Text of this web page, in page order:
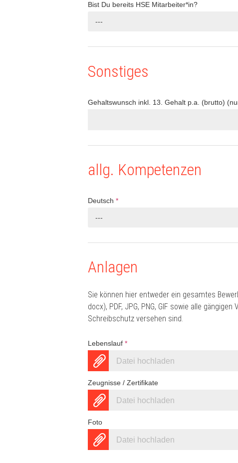
Bist Du bereits HSE Mitarbeiter*in?
---
Sonstiges
Gehaltswunsch inkl. 13. Gehalt p.a. (brutto)
allg. Kompetenzen
Deutsch *
---
Anlagen
Sie können hier entweder ein gesamtes
docx), PDF, JPG, PNG, GIF sowie alle
Schreibschutz versehen sind.
Lebenslauf *
Datei hochladen
Zeugnisse / Zertifikate
Datei hochladen
Foto
Datei hochladen